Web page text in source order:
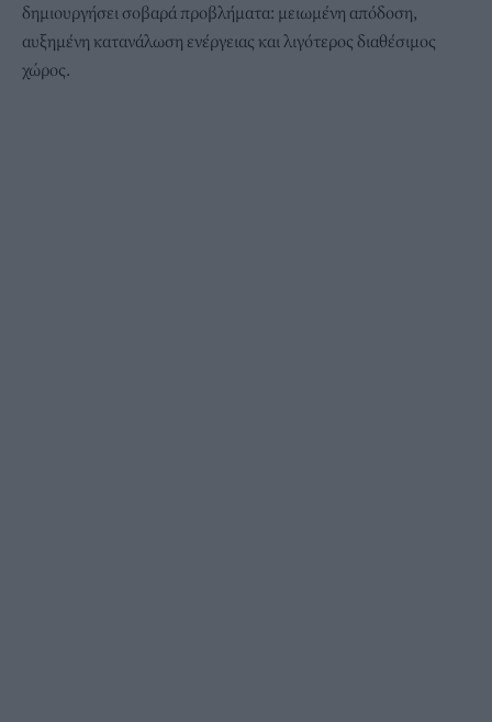
δημιουργήσει σοβαρά προβλήματα: μειωμένη απόδοση,
αυξημένη κατανάλωση ενέργειας και λιγότερος διαθέσιμος
χώρος.